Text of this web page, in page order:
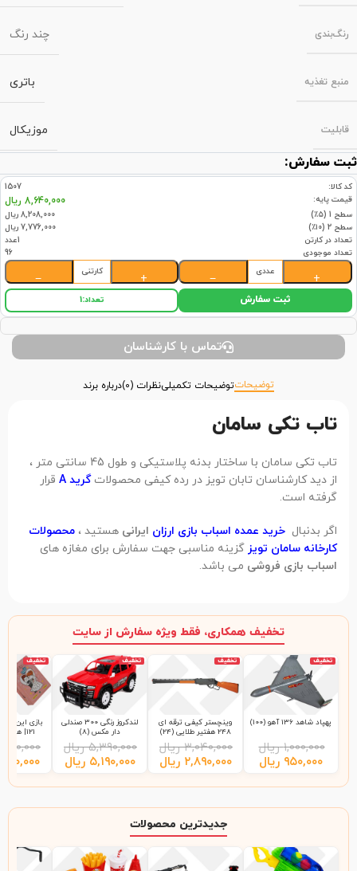
رنگ‌بندی چند رنگ
منبع تغذیه باتری
قابلیت موزیکال
ثبت سفارش:
کد کالا:
1507
قیمت پایه:
8,640,000 ریال
سطح 1 (۵٪)
8,208,000 ریال
سطح 2 (۱۰٪)
7,776,000 ریال
تعداد در کارتن
1عدد
تعداد موجودی
96
+
عددی
−
+
کارتنی
−
ثبت سفارش تعداد:1
تماس با کارشناسان
توضیحاتتوضیحات تکمیلینظرات (0) درباره برند
تاب تکی سامان
تاب تکی سامان با ساختار بدنه پلاستیکی و طول 45 سانتی متر ،
از دید کارشناسان تابان تویز در رده کیفی محصولاتگرید A
قرار
گرفته است.
اگر بدنبال خرید عمده اسباب بازی ارزان ایرانی هستید ، محصولات
کارخانه سامان تویز گزینه مناسبی جهت سفارش برای مغازه های
اسباب بازی فروشی می باشد.
تخفیف همکاری، فقط ویژه سفارش از سایت
تخفیف
پهپاد شاهد 136 آهو (100)
۱,۰۰۰,۰۰۰ ریال
۹۵۰,۰۰۰ ریال
تخفیف
وینچستر کیفی ترقه ای
248 هفتیر طلایی (24)
۳,۰۴۰,۰۰۰ ریال
۲,۸۹۰,۰۰۰ ریال
تخفیف
لندکروز رنگی 300 صندلی
دار مکس (8)
۵,۳۹۰,۰۰۰ ریال
۵,۱۹۰,۰۰۰ ریال
تخفیف
بازی این چی
121| هاردباکس (48)
جدیدترین محصولات